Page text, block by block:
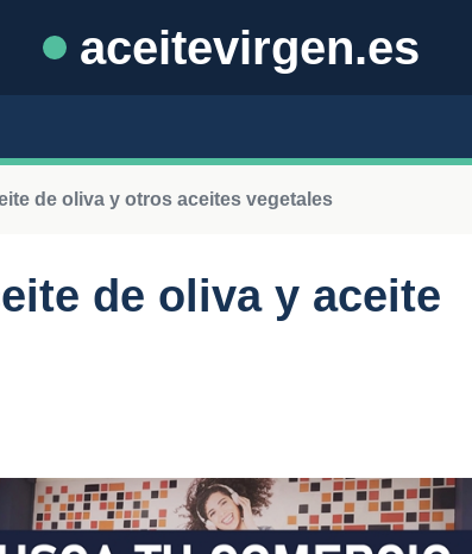
aceitevirgen.es
de oliva y otros aceites vegetales
de oliva y aceite